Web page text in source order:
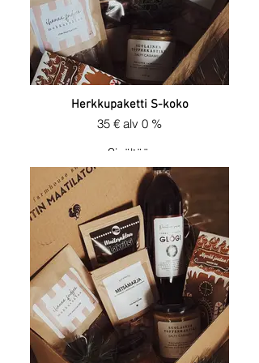
Herkkupaketti S-koko
35 € alv 0 %
Sisältää:
-Metsämarja karamelli L, G
-Mokkasuklaafudge (L, G, V)
-Tumma inkivääri Glögi 0,5 l
-Maitosuklaalaku 140 g, Lakumesta
-Jouluinen tee Teeleidi
-Suolainen toffeekastike 250 ml, L, G,
Mauntekijä
Sisällöt voivat hieman vaihdella
saatavuuden mukaan. Sovittaessa
korvaamme tuotteen vastaavalla
samanhintaisella tuotteella.